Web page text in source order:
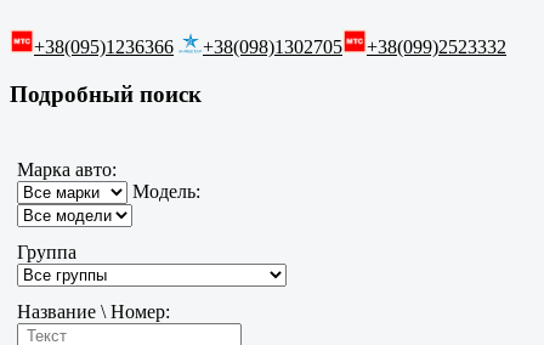
+38(095)1236366 +38(098)1302705 +38(099)2523332
Подробный поиск
Марка авто:
Модель:
Группа
Название \ Номер: